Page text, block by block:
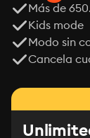
Más de
Kids mode
Modo sin
Cancela